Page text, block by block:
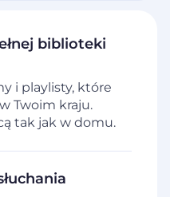
biblioteki
i playlisty, które
Twoim kraju.
tak jak w domu.